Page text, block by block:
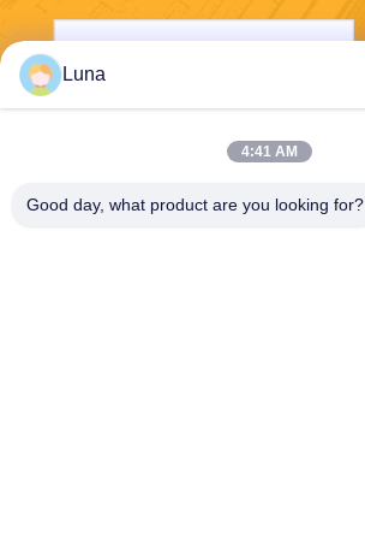
Luna
4:41 AM
Good day, what product are you looking for?